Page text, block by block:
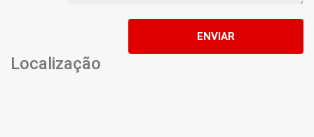
ENVIAR
Localização